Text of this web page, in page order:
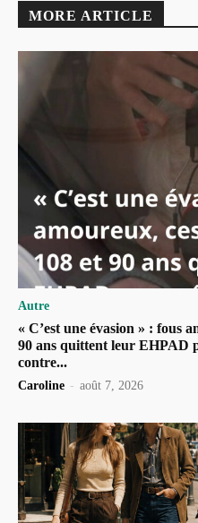
MORE ARTICLE
Autre
« C’est une évasion » : fous
90 ans quittent leur EHPAD
contre...
Caroline - août 7, 2026